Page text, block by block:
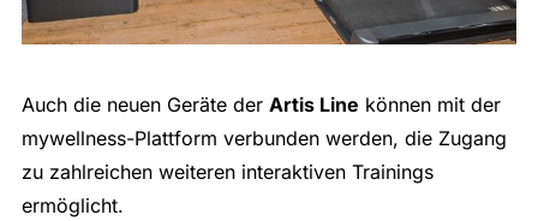
Auch die neuen Geräte der Artis Line können mit der
mywellness-Plattform verbunden werden, die Zugang
zu zahlreichen weiteren interaktiven Trainings
ermöglicht.